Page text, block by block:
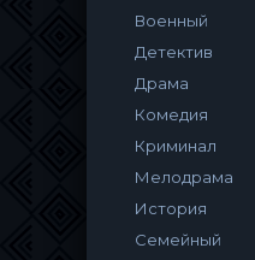
Военный
Детектив
Драма
Комедия
Криминал
Мелодрама
История
Семейный